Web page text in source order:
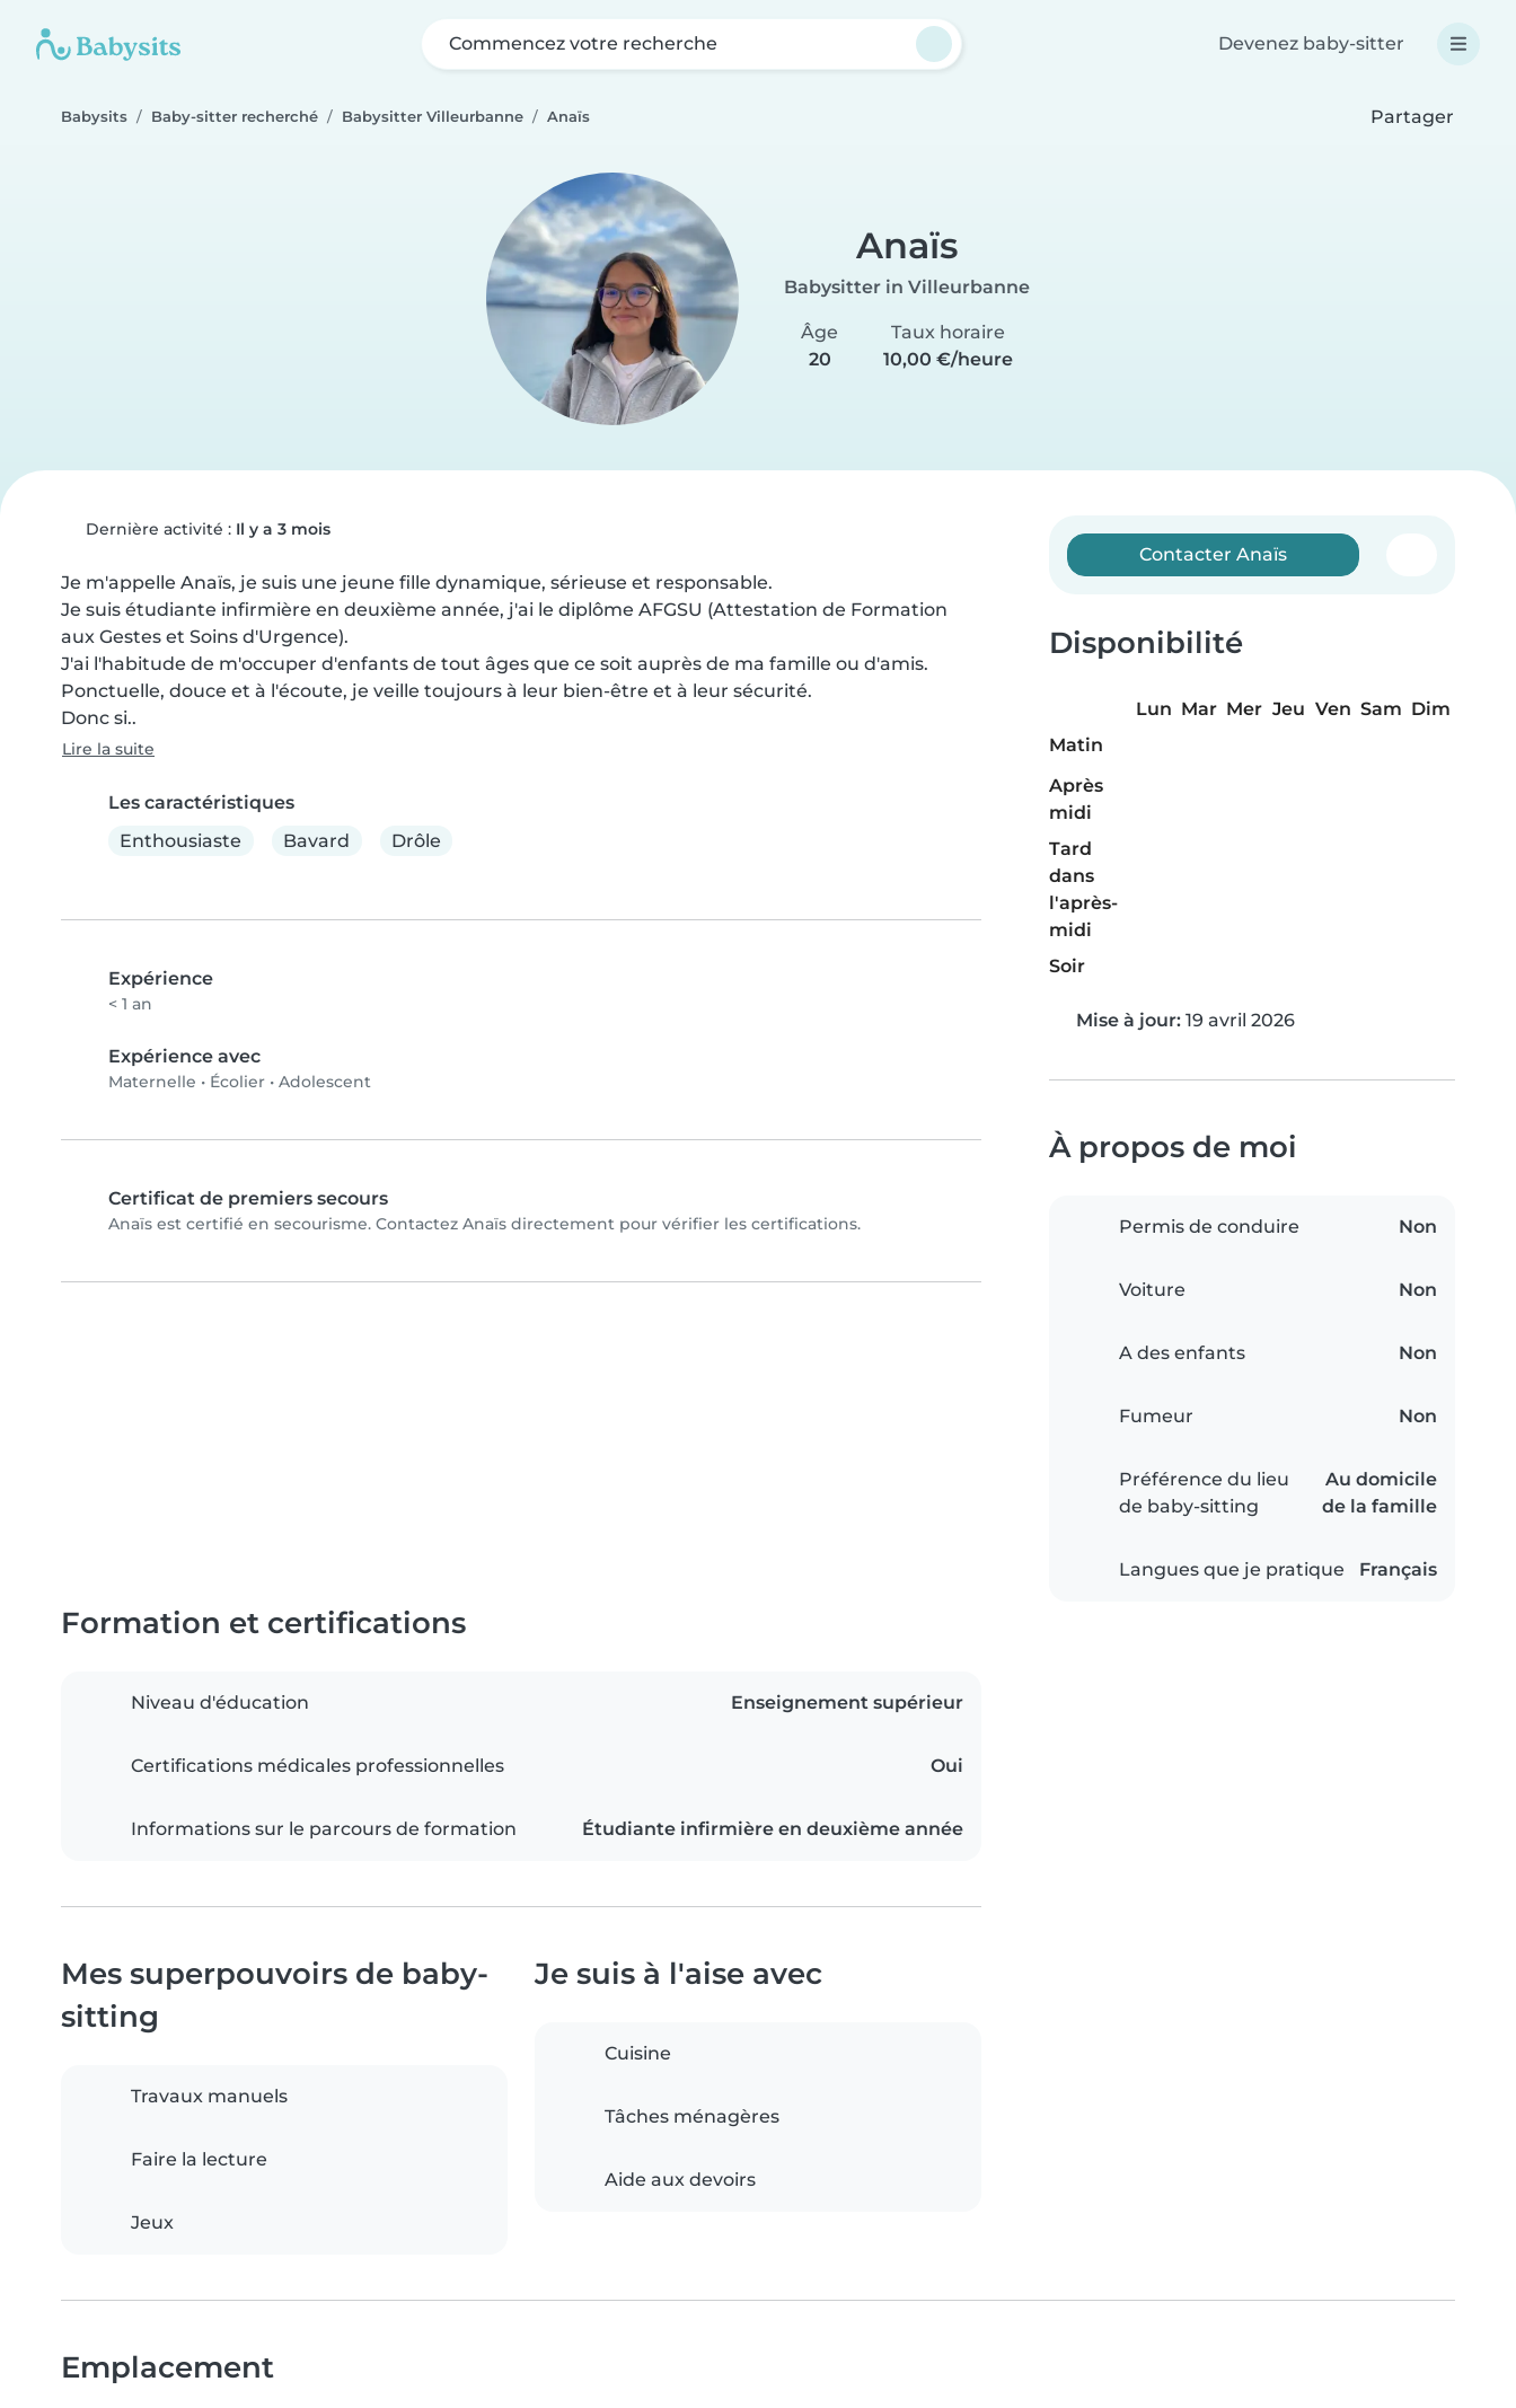
Commencez votre recherche Devenez baby-sitter
Babysits Baby-sitter recherché Babysitter Villeurbanne Anaïs Partager
Anaïs
Babysitter in Villeurbanne
Âge
20
Taux horaire
10,00 €/heure
Dernière activité : Il y a 3 mois
Je m'appelle Anaïs, je suis une jeune fille dynamique, sérieuse et responsable.
Je suis étudiante infirmière en deuxième année, j'ai le diplôme AFGSU (Attestation de Formation
aux Gestes et Soins d'Urgence).
J'ai l'habitude de m'occuper d'enfants de tout âges que ce soit auprès de ma famille ou d'amis.
Ponctuelle, douce et à l'écoute, je veille toujours à leur bien-être et à leur sécurité.
Donc si..
Lire la suite
Les caractéristiques
Enthousiaste
Bavard Drôle
Expérience
< 1 an
Expérience avec
Maternelle • Écolier • Adolescent
Certificat de premiers secours
Anaïs est certifié en secourisme. Contactez Anaïs directement pour vérifier les certifications.
Contacter Anaïs
Disponibilité
Lun Mar Mer Jeu Ven Sam Dim
Matin
Après
midi
Tard
dans
l'après-
midi
Soir
Mise à jour: 19 avril 2026
À propos de moi
Permis de conduire Non
Voiture Non
A des enfants Non
Fumeur Non
Préférence du lieu
de baby-sitting
Au domicile
de la famille
Langues que je pratique Français
Formation et certifications
Niveau d'éducation Enseignement supérieur
Certifications médicales professionnelles Oui
Informations sur le parcours de formation Étudiante infirmière en deuxième année
Mes superpouvoirs de baby-
sitting
Travaux manuels
Faire la lecture
Jeux
Je suis à l'aise avec
Cuisine
Tâches ménagères
Aide aux devoirs
Emplacement